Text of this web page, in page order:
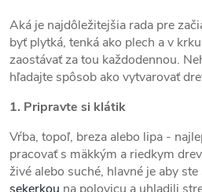
Aká je najdôležitejšia rada pre
byť plytká, tenká ako plech a v
zaostávať za tou každodennou.
hľadajte spôsob ako vytvarovať
1. Pripravte si klátik
Vŕba, topoľ, breza alebo lipa -
pracovať s mäkkým a riedkym
živé alebo suché, hlavné je aby